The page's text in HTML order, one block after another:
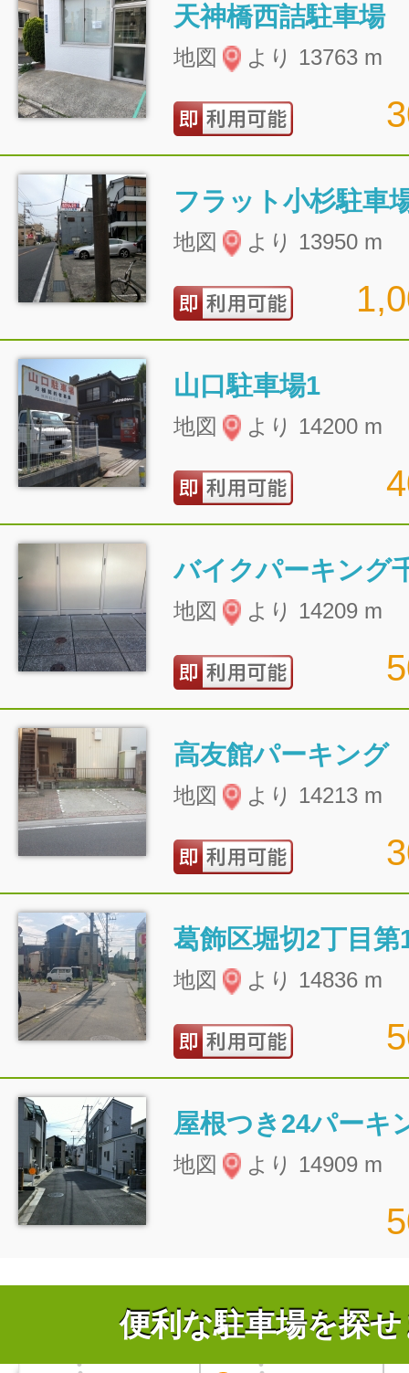
天神橋西詰駐車場
地図 より 13763 m
フラット小杉駐車
地図 より 13950 m
山口駐車場1
地図 より 14200 m
バイクパーキング
地図 より 14209 m
高友館パーキング
地図 より 14213 m
葛飾区堀切2丁目第
地図 より 14836 m
屋根つき24パーキ
地図 より 14909 m
便利な駐車場を探